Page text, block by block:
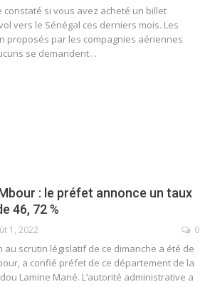
constaté si vous avez acheté un billet
vers le Sénégal ces derniers mois. Les
proposés par les compagnies aériennes
se demandent…
: le préfet annonce un taux
46, 72 %
1, 2022 0
au scrutin législatif de ce dimanche a été de
a confié préfet de ce département de la
Lamine Mané. L’autorité administrative a